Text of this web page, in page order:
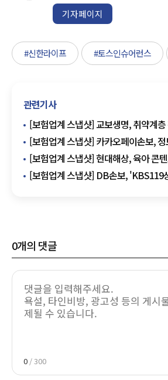
기자페이지
#신한라이프 #토스인슈어런스
관련기사
[보험업계 스냅샷] 교보생명, 취약계
확대 外
[보험업계 스냅샷] 카카오페이손보,
보안 국제인증 동시 획득 外
[보험업계 스냅샷] 현대해상, 육아 콘
'우리아이연구소' 조회수 성장세 外
[보험업계 스냅샷] DB손보, 'KBS119
0개의 댓글
0 / 300